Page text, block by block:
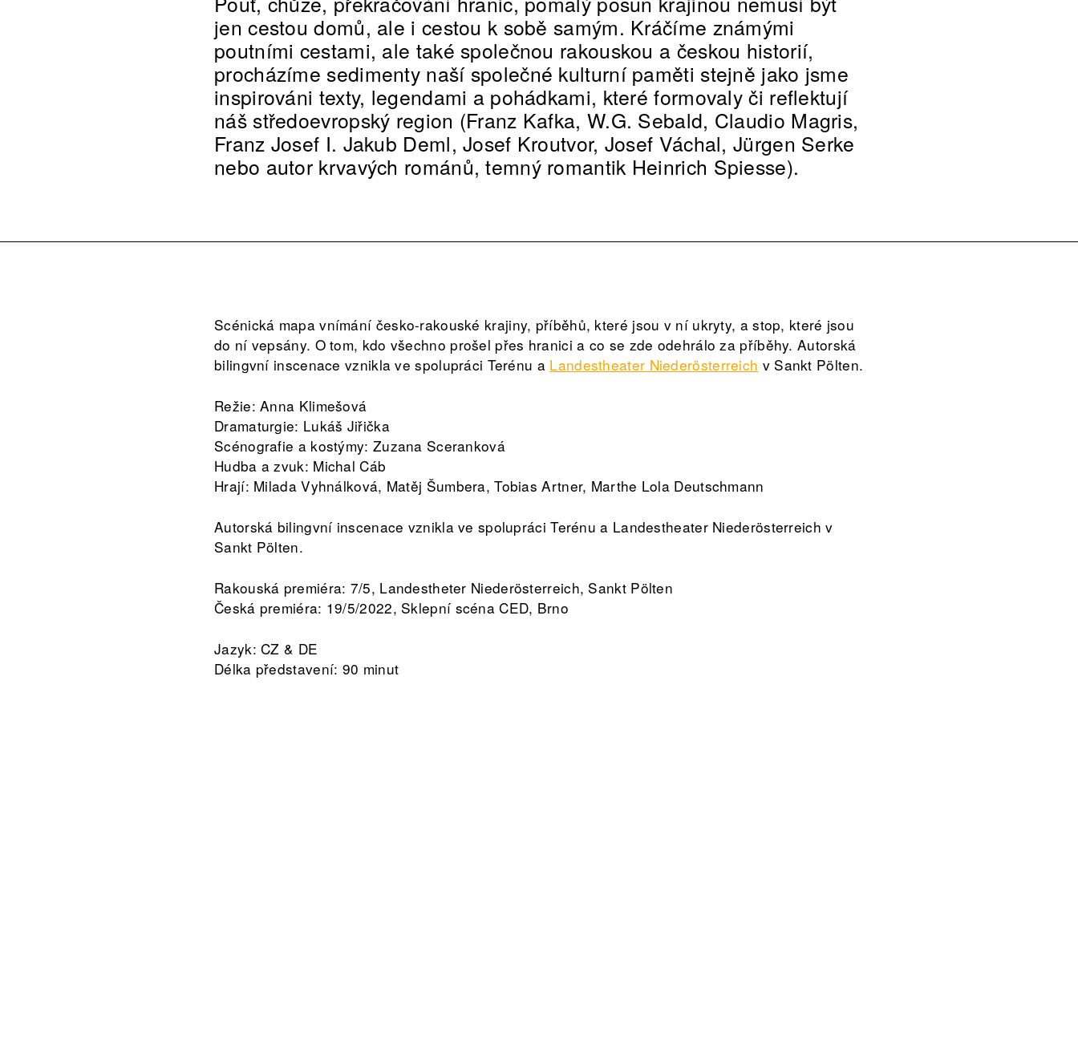
jen cestou domů, ale i cestou k sobě samým. Kráčíme známými
poutními cestami, ale také společnou rakouskou a českou historií,
procházíme sedimenty naší společné kulturní paměti stejně jako jsme
inspirováni texty, legendami a pohádkami, které formovaly či reflektují
náš středoevropský region (Franz Kafka, W.G. Sebald, Claudio Magris,
Franz Josef I. Jakub Deml, Josef Kroutvor, Josef Váchal, Jürgen Serke
nebo autor krvavých románů, temný romantik Heinrich Spiesse).
Scénická mapa vnímání česko-rakouské krajiny, příběhů, které jsou v ní ukryty, a stop, které jsou
do ní vepsány. O tom, kdo všechno prošel přes hranici a co se zde odehrálo za příběhy. Autorská
bilingvní inscenace vznikla ve spolupráci Terénu a Landestheater Niederösterreich v Sankt Pölten.
Režie: Anna Klimešová
Dramaturgie: Lukáš Jiřička
Scénografie a kostýmy: Zuzana Sceranková
Hudba a zvuk: Michal Cáb
Hrají: Milada Vyhnálková, Matěj Šumbera, Tobias Artner, Marthe Lola Deutschmann
Autorská bilingvní inscenace vznikla ve spolupráci Terénu a Landestheater Niederösterreich v
Sankt Pölten.
Rakouská premiéra: 7/5, Landestheter Niederösterreich, Sankt Pölten
Česká premiéra: 19/5/2022, Sklepní scéna CED, Brno
Jazyk: CZ & DE
Délka představení: 90 minut